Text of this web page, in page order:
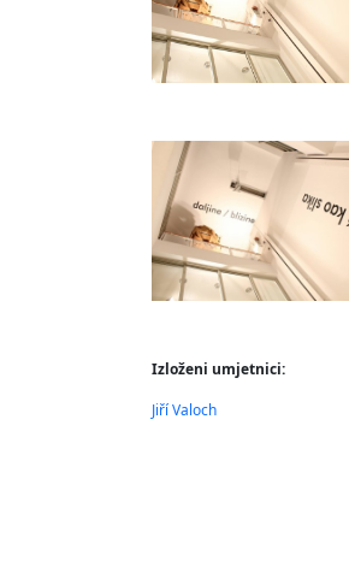
Izloženi umjetnici:
Jiří Valoch